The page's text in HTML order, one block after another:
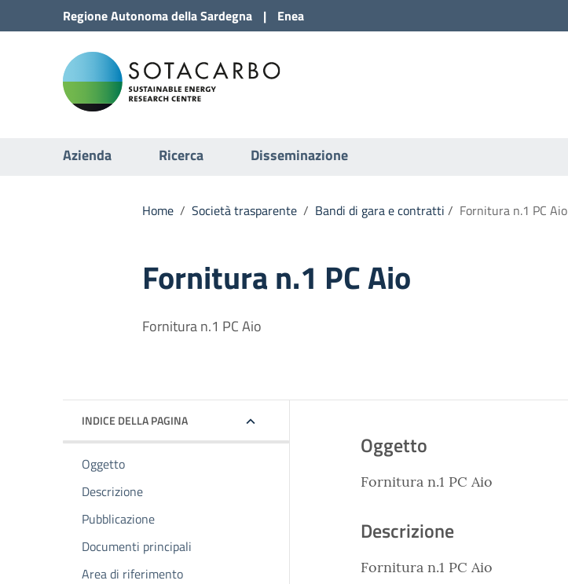
Vai al Contenuto
Vai alla navigazione del sito
Vai al Footer
RegioneAutonoma dellaSardegna | Enea
Submenu
Azienda Ricerca Disseminazione
Home / Società trasparente / Bandi di gara e contratti / Fornitura n.1 PC Aio
Fornitura n.1 PC Aio
Fornitura n.1 PC Aio
INDICE DELLA PAGINA
Oggetto
Descrizione
Pubblicazione
Documenti principali
Area di riferimento
Oggetto
Fornitura n.1 PC Aio
Descrizione
Fornitura n.1 PC Aio